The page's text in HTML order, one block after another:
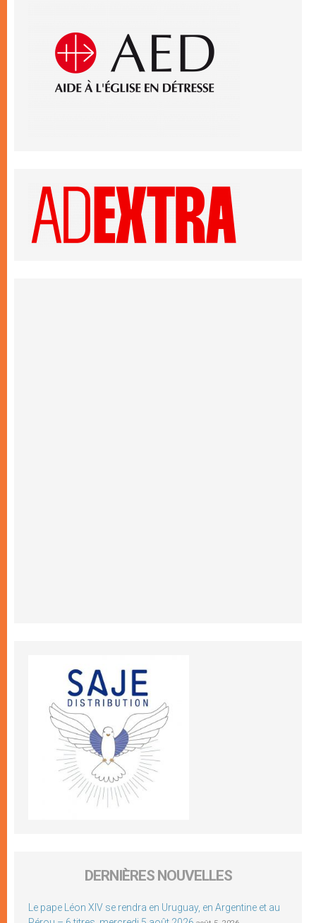
DERNIÈRES NOUVELLES
Le pape Léon XIV se rendra en Uruguay, en Argentine et au